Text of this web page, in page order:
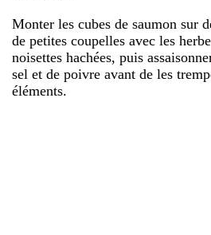
Monter les cubes de saumon sur
de petites coupelles avec les
noisettes hachées, puis
sel et de poivre avant de les
éléments.